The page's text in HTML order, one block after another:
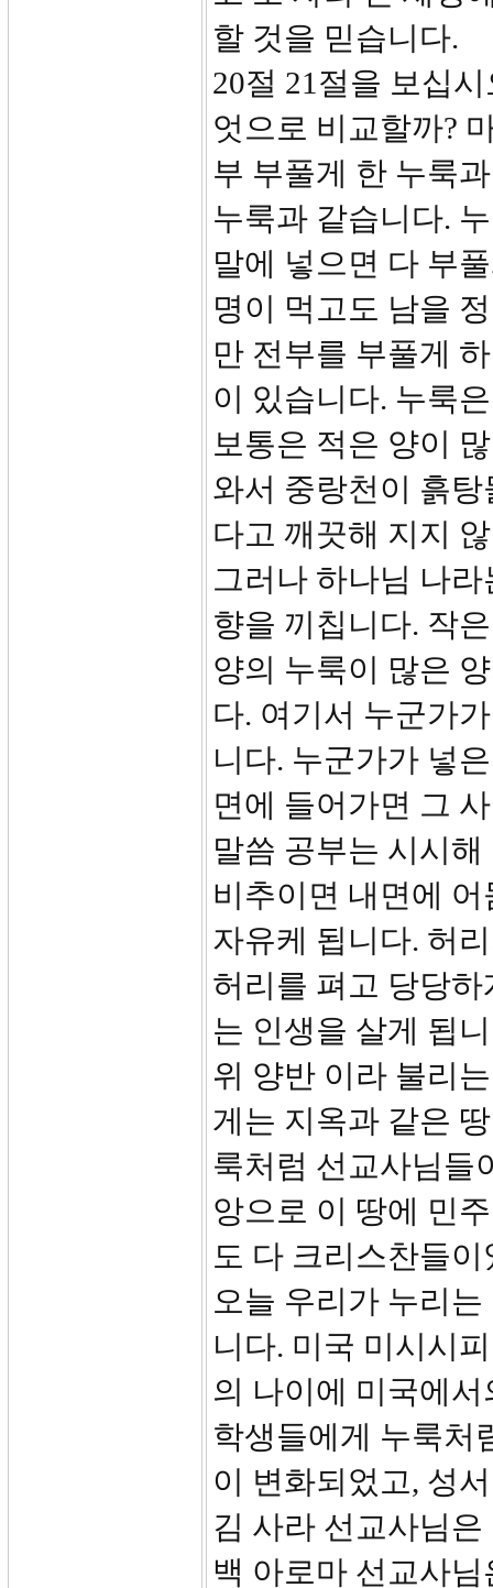
할 것을 믿습니다.
20절 21절을 보십
엇으로 비교할까?
부 부풀게 한 누룩
누룩과 같습니다.
말에 넣으면 다 부
명이 먹고도 남을
만 전부를 부풀게
이 있습니다. 누룩
보통은 적은 양이
와서 중랑천이 흙
다고 깨끗해 지지
그러나 하나님 나
향을 끼칩니다. 작
양의 누룩이 많은
다. 여기서 누군가
니다. 누군가가 넣
면에 들어가면 그
말씀 공부는 시시
비추이면 내면에
자유케 됩니다. 허
허리를 펴고 당당
는 인생을 살게 됩
위 양반 이라 불리
게는 지옥과 같은
룩처럼 선교사님들
앙으로 이 땅에 민
도 다 크리스찬들
오늘 우리가 누리
니다. 미국 미시시
의 나이에 미국에
학생들에게 누룩처
이 변화되었고, 성
김 사라 선교사님
백 아로마 선교사